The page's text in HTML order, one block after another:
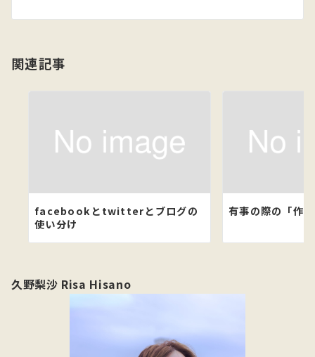
シ
ン
関連記事
facebookとtwitterとブログの
使い分け
有事の際の「作
久野梨沙 Risa Hisano